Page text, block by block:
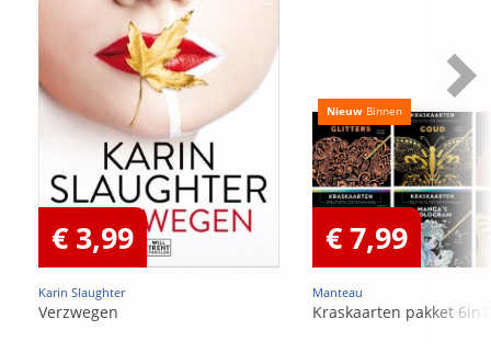
€ 3,99
Karin Slaughter
Verzwegen
Nieuw Binnen
€ 7,99
Manteau
Kraskaarten pakket 6in1